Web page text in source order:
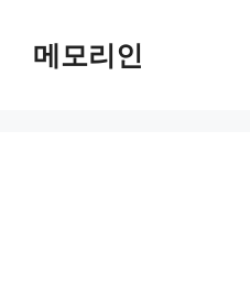
content메모리인